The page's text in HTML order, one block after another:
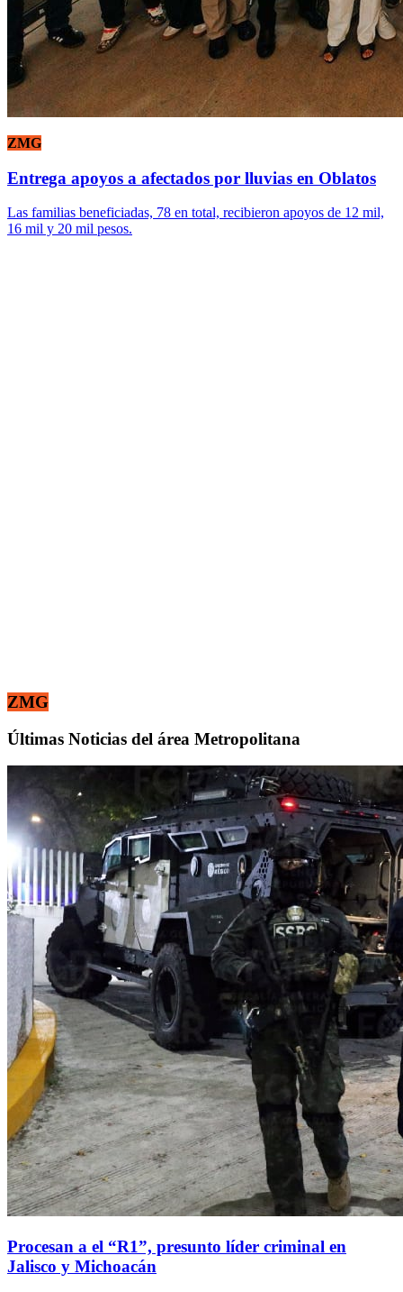
ZMG
Entrega apoyos a afectados por lluvias en Oblatos
Las familias beneficiadas, 78 en total, recibieron apoyos de 12 mil,
16 mil y 20 mil pesos.
ZMG
Últimas Noticias del área Metropolitana
Procesan a el “R1”, presunto líder criminal en
Jalisco y Michoacán